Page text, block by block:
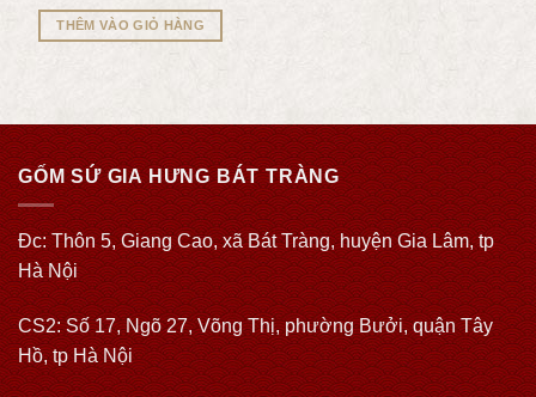
THÊM VÀO GIỎ HÀNG
GỐM SỨ GIA HƯNG BÁT TRÀNG
Đc: Thôn 5, Giang Cao, xã Bát Tràng, huyện Gia Lâm, tp
Hà Nội
CS2: Số 17, Ngõ 27, Võng Thị, phường Bưởi, quận Tây
Hồ, tp Hà Nội